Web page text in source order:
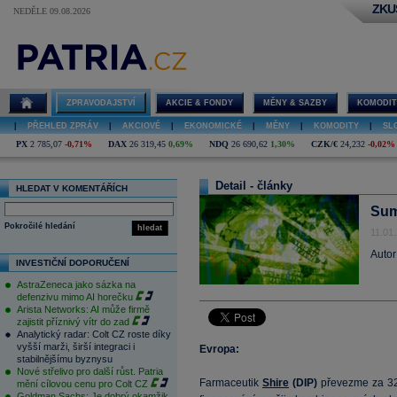
NEDĚLE 09.08.2026
ZPRAVODAJSTVÍ AKCIE & FONDY MĚNY & SAZBY
PŘEHLED ZPRÁV AKCIOVÉ EKONOMICKÉ MĚNY KOMODITY
PX 2 785,07 -0,71% DAX 26 319,45 0,69% NDQ 26 690,62 1,30% CZK/€ 24,232 -0,02%
HLEDAT V KOMENTÁŘÍCH
hledat
Pokročilé hledání
INVESTIČNÍ DOPORUČENÍ
AstraZeneca jako sázka na
defenzivu mimo AI horečku
Arista Networks: AI může firmě
zajistit příznivý vítr do zad
Analytický radar: Colt CZ roste díky
vyšší marži, širší integraci i
stabilnějšímu byznysu
Nové střelivo pro další růst. Patria
mění cílovou cenu pro Colt CZ
Detail - články
Evropa:
Farmaceutik Shire (DIP) převezme za